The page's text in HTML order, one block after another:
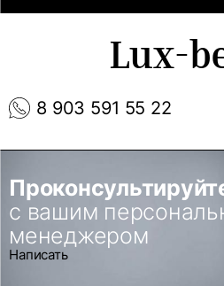
8 903 591 55 22
Lux-
с вашим
менеджером
Написать